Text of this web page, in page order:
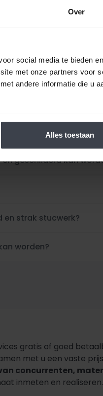
Over
social media te bieden
met onze partners voor
andere informatie die u
Alles toestaan
geschilderd kan
en strak stucwerk?
worden?
gratis of goed
met u een vaste
concurrenten,
inmeten en